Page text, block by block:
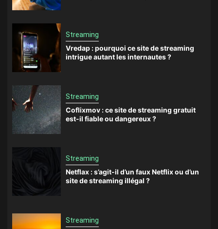
Streaming
Vredap : pourquoi ce site de streaming
intrigue autant les internautes ?
Streaming
Coflixmov : ce site de streaming gratuit
est-il fiable ou dangereux ?
Streaming
Netflax : s’agit-il d’un faux Netflix ou d’un
site de streaming illégal ?
Streaming